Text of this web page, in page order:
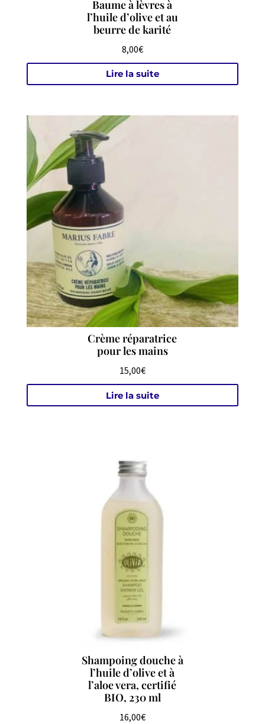
Baume à lèvres à
l’huile d’olive et au
beurre de karité
8,00€
Lire la suite
Crème réparatrice
pour les mains
15,00€
Lire la suite
Shampoing douche à
l’huile d’olive et à
l’aloe vera, certifié
BIO, 230 ml
16,00€